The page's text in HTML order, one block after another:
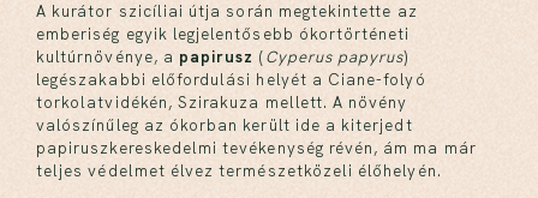
A kurátor szicíliai útja során megtekintette az
emberiség egyik legjelentősebb ókortörténeti
kultúrnövénye, a papirusz (Cyperus papyrus)
legészakabbi előfordulási helyét a Ciane-folyó
torkolatvidékén, Szirakuza mellett. A növény
valószínűleg az ókorban került ide a kiterjedt
papiruszkereskedelmi tevékenység révén, ám ma már
teljes védelmet élvez természetközeli élőhelyén.